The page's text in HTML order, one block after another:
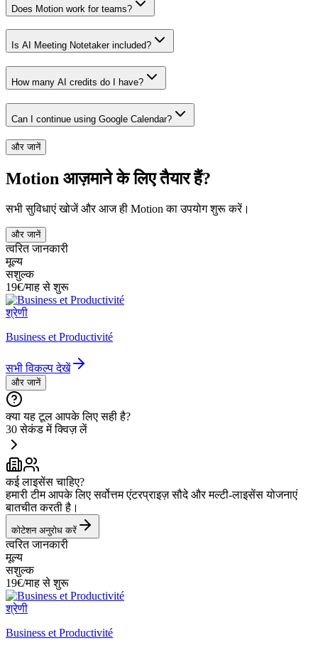
Does Motion work for teams?
Is AI Meeting Notetaker included?
How many AI credits do I have?
Can I continue using Google Calendar?
और जानें
Motion आज़माने के लिए तैयार हैं?
सभी सुविधाएं खोजें और आज ही Motion का उपयोग शुरू करें।
और जानें
त्वरित जानकारी
मूल्य
सशुल्क
19€/माह से शुरू
श्रेणी
Business et Productivité
सभी विकल्प देखें
और जानें
क्या यह टूल आपके लिए सही है?
30 सेकंड में क्विज़ लें
कई लाइसेंस चाहिए?
हमारी टीम आपके लिए सर्वोत्तम एंटरप्राइज़ सौदे और मल्टी-लाइसेंस योजनाएं
बातचीत करती है।
कोटेशन अनुरोध करें
त्वरित जानकारी
मूल्य
सशुल्क
19€/माह से शुरू
श्रेणी
Business et Productivité